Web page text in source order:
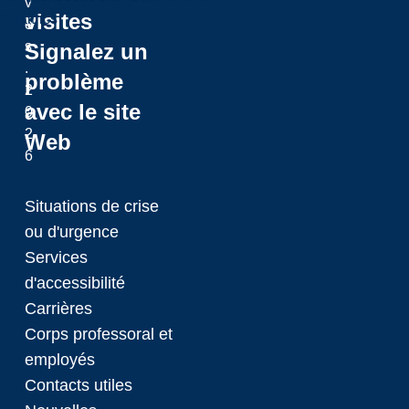
Qualtrics
visites
Signalez un
problème
avec le site
Web
Situations de crise
ou d'urgence
Services
d'accessibilité
Carrières
Corps professoral et
employés
Contacts utiles
é
s
.
2
0
2
6